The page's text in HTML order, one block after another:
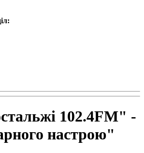
102.4FM" -
настрою"